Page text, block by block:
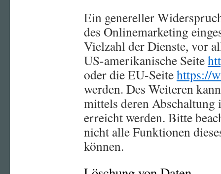
Ein genereller
des Onlinemarketing
Vielzahl der Dienste, vor
US-amerikanische Seite
oder die EU-Seitehttps://
werden. Des Weiteren
mittels deren Abschaltung
erreicht werden. Bitte
nicht alle Funktionen
können.